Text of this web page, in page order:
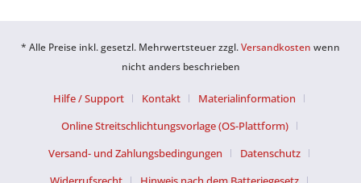
* Alle Preise inkl. gesetzl. Mehrwertsteuer zzgl.Versandkosten wenn
nicht anders beschrieben
Hilfe / Support Kontakt
Materialinformation
Online Streitschlichtungsvorlage (OS-Plattform)
Versand- und Zahlungsbedingungen
Datenschutz